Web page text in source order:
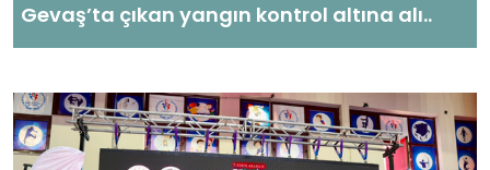
Gevaş’ta çıkan yangın kontrol altına alı..